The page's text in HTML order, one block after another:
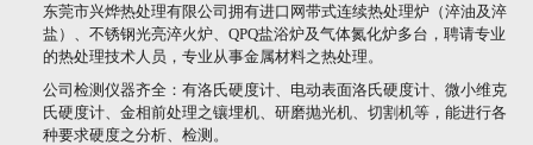
东莞市兴烨热处理有限公司拥有进口网带式连续热处理炉（淬油及淬
盐）、不锈钢光亮淬火炉、QPQ盐浴炉及气体氮化炉多台，聘请专业
的热处理技术人员，专业从事金属材料之热处理。
公司检测仪器齐全：有洛氏硬度计、电动表面洛氏硬度计、微小维克
氏硬度计、金相前处理之镶埋机、研磨抛光机、切割机等，能进行各
种要求硬度之分析、检测。